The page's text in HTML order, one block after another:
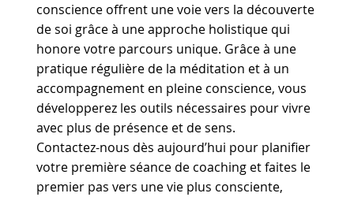
conscience offrent une voie vers la découverte
de soi grâce à une approche holistique qui
honore votre parcours unique. Grâce à une
pratique régulière de la méditation et à un
accompagnement en pleine conscience, vous
développerez les outils nécessaires pour vivre
avec plus de présence et de sens.
Contactez-nous dès aujourd’hui pour planifier
votre première séance de coaching et faites le
premier pas vers une vie plus consciente,